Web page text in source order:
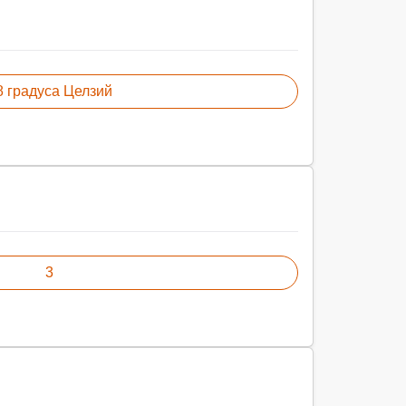
градуса Целзий
3